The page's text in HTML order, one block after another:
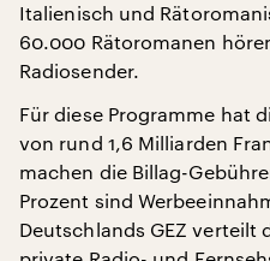
Italienisch und
60.000 Rätoromanen
Radiosender.
Für diese Programme hat
von rund 1,6 Milliarden
machen die Billag-
Prozent sind
Deutschlands GEZ verteilt